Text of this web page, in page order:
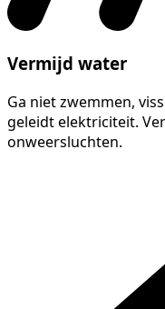
Vermijd water
Ga niet zwemmen,
geleidt elektriciteit.
onweersluchten.